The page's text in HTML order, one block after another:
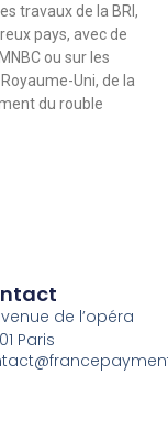
travaux de la BRI,
pays, avec de
ou sur les
Uni, de la
du rouble
de l’opéra
Paris